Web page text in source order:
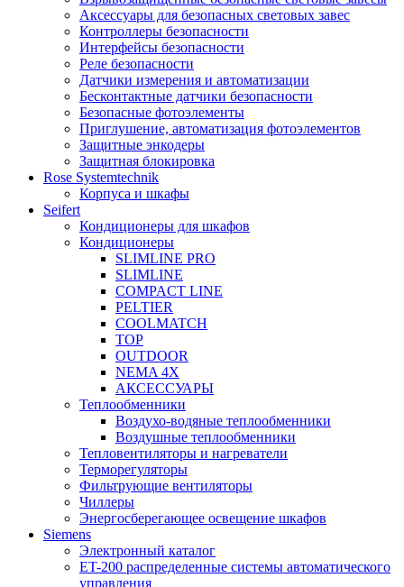
Аксессуары для безопасных световых завес
Контроллеры безопасности
Интерфейсы безопасности
Реле безопасности
Датчики измерения и автоматизации
Бесконтактные датчики безопасности
Безопасные фотоэлементы
Приглушение, автоматизация фотоэлементов
Защитные энкодеры
Защитная блокировка
Rose Systemtechnik
Корпуса и шкафы
Seifert
Кондиционеры для шкафов
Кондиционеры
SLIMLINE PRO
SLIMLINE
COMPACT LINE
PELTIER
COOLMATCH
TOP
OUTDOOR
NEMA 4X
АКСЕССУАРЫ
Теплообменники
Воздухо-водяные теплообменники
Воздушные теплообменники
Тепловентиляторы и нагреватели
Терморегуляторы
Фильтрующие вентиляторы
Чиллеры
Энергосберегающее освещение шкафов
Siemens
Электронный каталог
ET-200 распределенные системы автоматического
управления